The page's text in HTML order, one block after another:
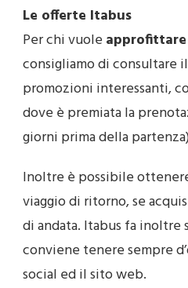
Le offerte Itabus
Per chi vuole
consigliamo di consultare
promozioni interessanti,
dove è premiata la
giorni prima della
Inoltre è possibile
viaggio di ritorno, se
di andata. Itabus fa
conviene tenere sempre
social ed il sito web.